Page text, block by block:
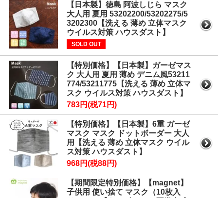
【日本製】徳島 阿波しじら マスク
大人用 夏用 53202200/53202275/5
3202300【洗える 薄め 立体マスク
ウイルス対策 ハウスダスト】
SOLD OUT
【特別価格】【日本製】ガーゼマス
ク 大人用 夏用 薄め デニム風53211
774/53211775【洗える 薄め 立体マ
スク ウイルス対策 ハウスダスト】
783円(税71円)
【特別価格】【日本製】6重 ガーゼ
マスク マスク ドットボーダー 大人
用【洗える 薄め 立体マスク ウイル
ス対策 ハウスダスト】
968円(税88円)
【期間限定特別価格】【magnet】
子供用 使い捨て マスク（10枚入